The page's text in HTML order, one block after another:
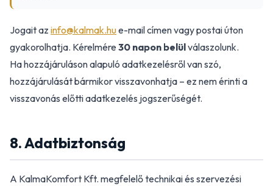
Jogait az info@kalmak.hue-mail címen vagy postai úton
gyakorolhatja. Kérelmére 30 napon belülválaszolunk.
Ha hozzájáruláson alapuló adatkezelésről van szó,
hozzájárulását bármikor visszavonhatja – ez nem érinti a
visszavonás előtti adatkezelés jogszerűségét.
8. Adatbiztonság
A KalmaKomfort Kft. megfelelő technikai és szervezési